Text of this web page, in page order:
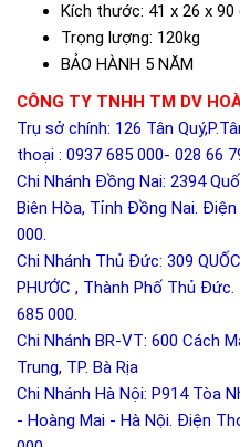
Kích thước: 41 x 26 x 90
Trọng lượng: 120kg
BẢO HÀNH 5 NĂM
CÔNG TY TNHH TM DV
Trụ sở chính: 126 Tân
thoại : 0937 685 000- 028 66
Chi Nhánh Đồng Nai: 2394
Biên Hòa, Tỉnh Đồng Nai.
000.
Chi Nhánh Thủ Đức: 309
PHƯỚC , Thành Phố Thủ
685 000.
Chi Nhánh BR-VT: 600 Cách
Trung, TP. Bà Rịa
Chi Nhánh Hà Nội: P914 Tòa
- Hoàng Mai - Hà Nội. Điện